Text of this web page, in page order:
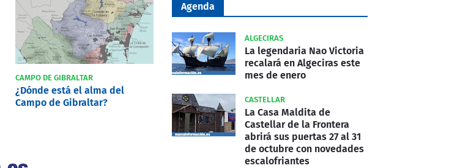
CAMPO DE GIBRALTAR
¿Dónde está el alma del
Campo de Gibraltar?
Agenda
ALGECIRAS
La legendaria Nao Victoria
recalará en Algeciras este
mes de enero
CASTELLAR
La Casa Maldita de
Castellar de la Frontera
abrirá sus puertas 27 al 31
de octubre con novedades
escalofriantes